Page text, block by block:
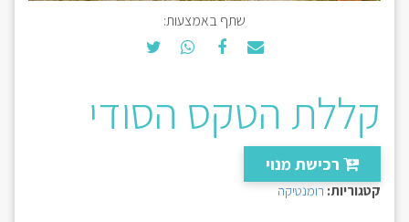
שתף באמצעות:
קללת הטקס הסודי
רכישת מנוי
קטגוריות: רומנטיקה